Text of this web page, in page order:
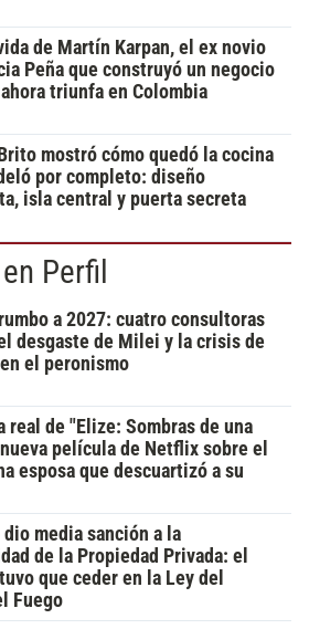
de Martín Karpan, el ex novio
Peña que construyó un negocio
triunfa en Colombia
mostró cómo quedó la cocina
por completo: diseño
isla central y puerta secreta
Perfil
a 2027: cuatro consultoras
desgaste de Milei y la crisis de
el peronismo
real de "Elize: Sombras de una
película de Netflix sobre el
esposa que descuartizó a su
dio media sanción a la
de la Propiedad Privada: el
que ceder en la Ley del
Fuego